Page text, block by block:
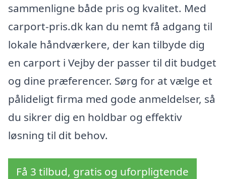
sammenligne både pris og kvalitet. Med
carport-pris.dk kan du nemt få adgang til
lokale håndværkere, der kan tilbyde dig
en carport i Vejby der passer til dit budget
og dine præferencer. Sørg for at vælge et
pålideligt firma med gode anmeldelser, så
du sikrer dig en holdbar og effektiv
løsning til dit behov.
Få 3 tilbud, gratis og uforpligtende